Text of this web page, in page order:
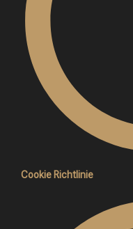
Cookie Richtlinie